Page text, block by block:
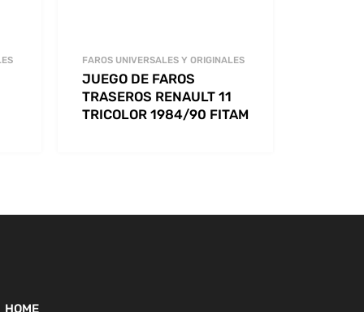
FAROS UNIVERSALES Y ORIGINALES
JUEGO DE FAROS
TRASEROS RENAULT 11
TRICOLOR 1984/90 FITAM
HOME